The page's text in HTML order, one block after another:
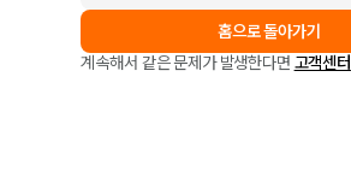
홈으로 돌아가기
계속해서 같은 문제가 발생한다면 고객센터